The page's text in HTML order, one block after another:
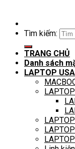
Tìm kiếm:
TRANG CHỦ
Danh sách
LAPTOP USA